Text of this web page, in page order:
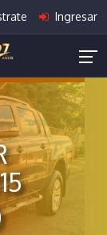
Ingresar